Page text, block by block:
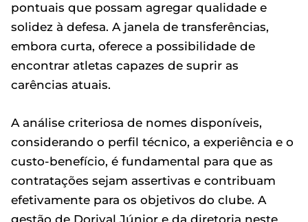
pontuais que possam agregar qualidade e
solidez à defesa. A janela de transferências,
embora curta, oferece a possibilidade de
encontrar atletas capazes de suprir as
carências atuais.
A análise criteriosa de nomes disponíveis,
considerando o perfil técnico, a experiência e o
custo-benefício, é fundamental para que as
contratações sejam assertivas e contribuam
efetivamente para os objetivos do clube. A
gestão de Dorival Júnior e da diretoria neste